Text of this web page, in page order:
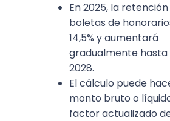
En 2025, la
boletas de
14,5% y aumentará
gradualmente hasta
2028.
El cálculo puede
monto bruto o
factor actualizado